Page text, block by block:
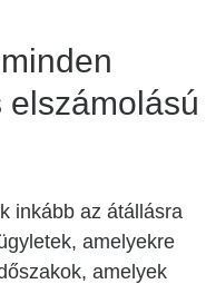
inkább az átállásra
amelyekre
amelyek